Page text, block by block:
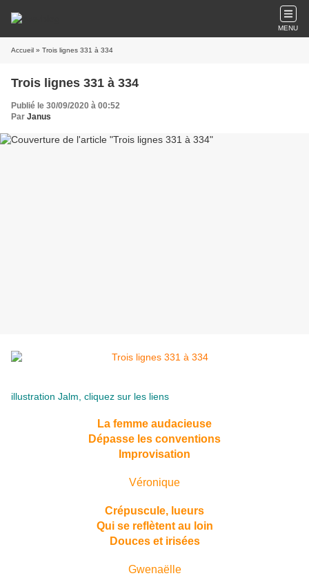
MENU
Accueil » Trois lignes 331 à 334
Trois lignes 331 à 334
Publié le 30/09/2020 à 00:52
Par Janus
illustration Jalm, cliquez sur les liens
La femme audacieuse
Dépasse les conventions
Improvisation
Véronique
Crépuscule, lueurs
Qui se reflètent au loin
Douces et irisées
Gwenaëlle